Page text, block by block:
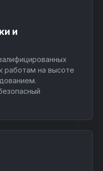
и
работам на высоте